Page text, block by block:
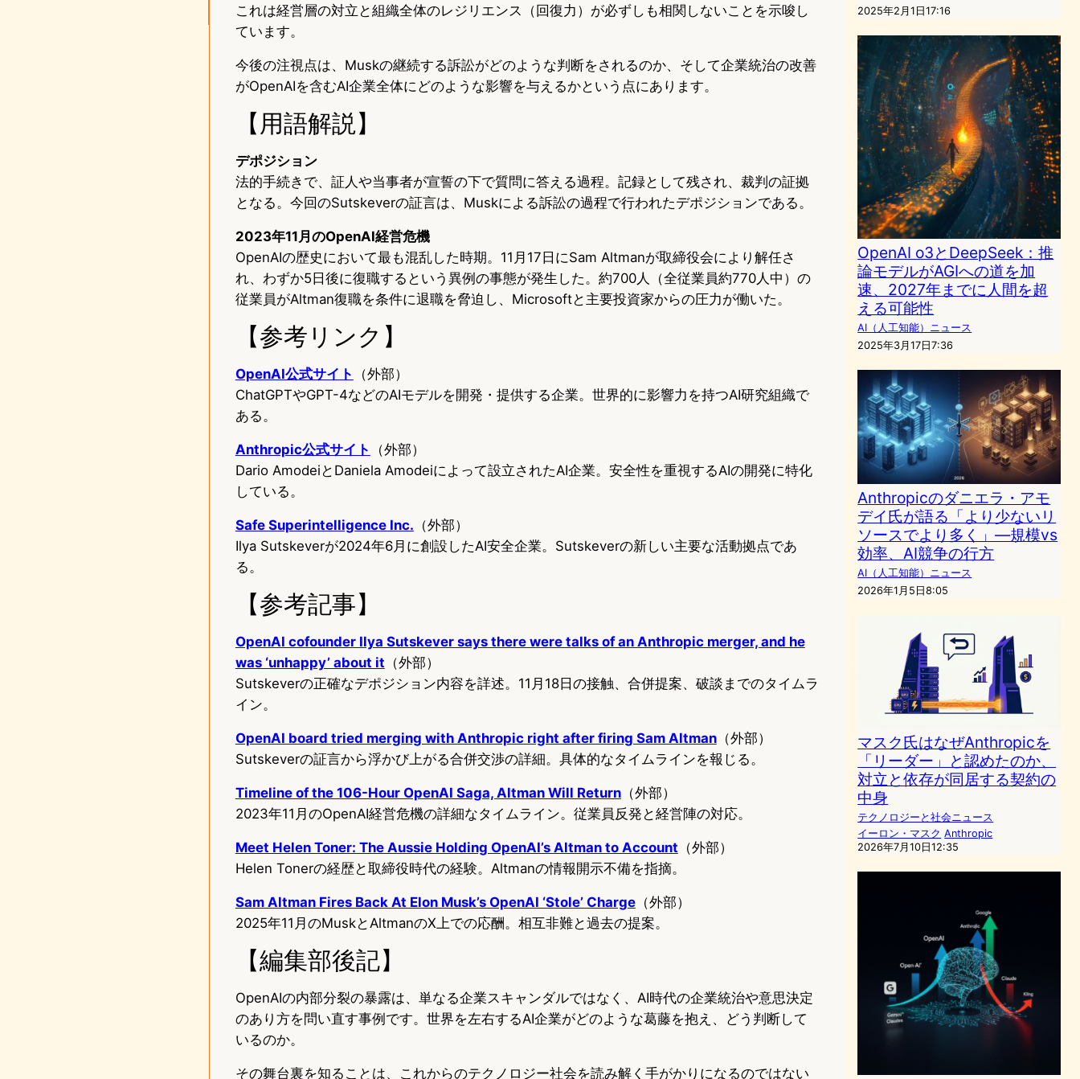
これは経営層の対立と組織全体のレジリエンス（回復力）が必ずしも相関しないことを示唆し
ています。
今後の注視点は、Muskの継続する訴訟がどのような判断をされるのか、そして企業統治の改善
がOpenAIを含むAI企業全体にどのような影響を与えるかという点にあります。
【用語解説】
デポジション
法的手続きで、証人や当事者が宣誓の下で質問に答える過程。記録として残され、裁判の証拠
となる。今回のSutskeverの証言は、Muskによる訴訟の過程で行われたデポジションである。
2023年11月のOpenAI経営危機
OpenAIの歴史において最も混乱した時期。11月17日にSam Altmanが取締役会により解任さ
れ、わずか5日後に復職するという異例の事態が発生した。約700人（全従業員約770人中）の
従業員がAltman復職を条件に退職を脅迫し、Microsoftと主要投資家からの圧力が働いた。
【参考リンク】
OpenAI公式サイト
（外部）
ChatGPTやGPT-4などのAIモデルを開発・提供する企業。世界的に影響力を持つAI研究組織で
ある。
Anthropic公式サイト
（外部）
Dario AmodeiとDaniela Amodeiによって設立されたAI企業。安全性を重視するAIの開発に特化
している。
Safe Superintelligence Inc. （外部）
Ilya Sutskeverが2024年6月に創設したAI安全企業。Sutskeverの新しい主要な活動拠点であ
る。
【参考記事】
OpenAI cofounder Ilya Sutskever says there were talks of an Anthropic merger, and he
was ‘unhappy’ about it （外部）
Sutskeverの正確なデポジション内容を詳述。11月18日の接触、合併提案、破談までのタイムラ
イン。
OpenAI board tried merging with Anthropic right after firing Sam Altman（外部）
Sutskeverの証言から浮かび上がる合併交渉の詳細。具体的なタイムラインを報じる。
Timeline of the 106-Hour OpenAI Saga, Altman Will Return（外部）
2023年11月のOpenAI経営危機の詳細なタイムライン。従業員反発と経営陣の対応。
Meet Helen Toner: The Aussie Holding OpenAI’s Altman to Account （外部）
Helen Tonerの経歴と取締役時代の経験。Altmanの情報開示不備を指摘。
Sam Altman Fires Back At Elon Musk’s OpenAI ‘Stole’ Charge（外部）
2025年11月のMuskとAltmanのX上での応酬。相互非難と過去の提案。
【編集部後記】
OpenAIの内部分裂の暴露は、単なる企業スキャンダルではなく、AI時代の企業統治や意思決定
のあり方を問い直す事例です。世界を左右するAI企業がどのような葛藤を抱え、どう判断して
いるのか。
その舞台裏を知ることは、これからのテクノロジー社会を読み解く手がかりになるのではない
2025年2月1日17:16
OpenAI o3とDeepSeek：推
論モデルがAGIへの道を加
速、2027年までに人間を超
える可能性
AI（人工知能）ニュース
2025年3月17日7:36
Anthropicのダニエラ・アモ
デイ氏が語る「より少ないリ
ソースでより多く」—規模vs
効率、AI競争の行方
AI（人工知能）ニュース
2026年1月5日8:05
マスク氏はなぜAnthropicを
「リーダー」と認めたのか、
対立と依存が同居する契約の
中身
テクノロジーと社会ニュース
イーロン・マスク Anthropic
2026年7月10日12:35